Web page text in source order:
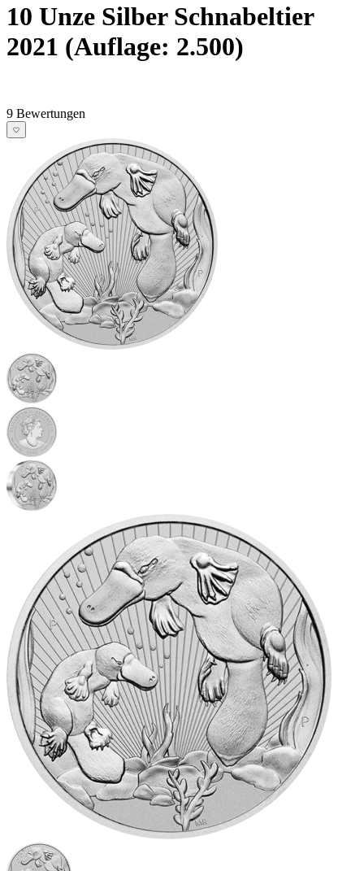
10 Unze Silber Schnabeltier
2021 (Auflage: 2.500)
9 Bewertungen